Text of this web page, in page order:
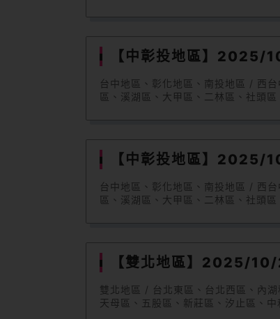
【中彰投地區】
台中地區、彰化地區、南投地區 / 西
區、溪湖區、大甲區、二林區、社頭
【中彰投地區】
台中地區、彰化地區、南投地區 / 西
區、溪湖區、大甲區、二林區、社頭
【雙北地區】2025/
雙北地區 / 台北東區、台北西區、內
天母區、五股區、新莊區、汐止區